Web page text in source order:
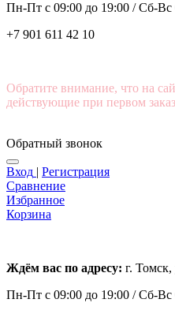
Пн-Пт с 09:00 до 19:00 /Сб-Вс
+7 901 611 42 10
Обратите внимание, что на
действующие при первом
Обратный звонок
Вход | Регистрация
Сравнение
Избранное
Корзина
Ждём вас по адресу: г. Томск,
Пн-Пт с 09:00 до 19:00 /Сб-Вс